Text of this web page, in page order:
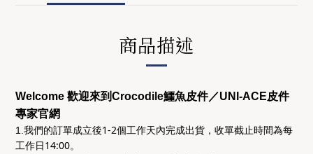
商品描述
Welcome 歡迎來到Crocodile鱷魚皮件／UNI-ACE皮件
專家官網
1.我們的訂單成立後1-2個工作天內完成出貨， 收單截止時間為每
工作日14:00。